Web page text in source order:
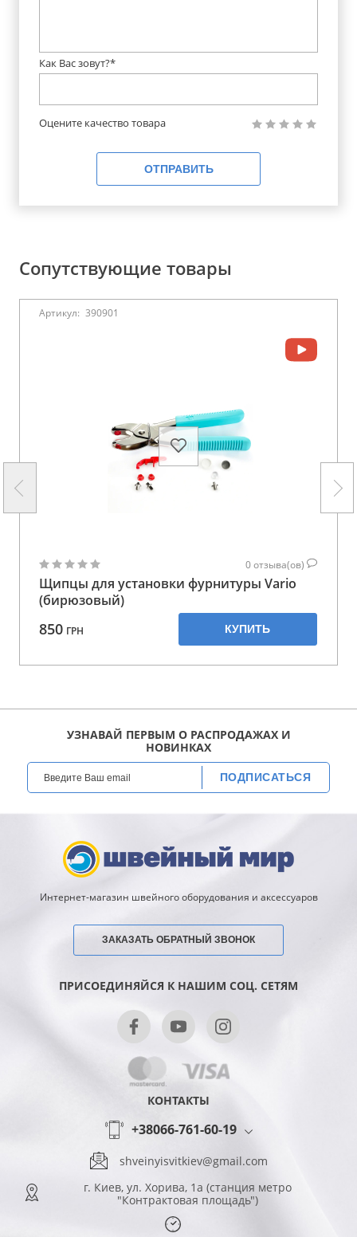
Как Вас зовут?*
Оцените качество товара
ОТПРАВИТЬ
Сопутствующие товары
Артикул: 390901
0отзыва(ов)
Щипцы для установки фурнитуры Vario
(бирюзовый)
850 ГРН КУПИТЬ
УЗНАВАЙ ПЕРВЫМ О РАСПРОДАЖАХ И
НОВИНКАХ
ПОДПИСАТЬСЯ
Интернет-магазин швейного оборудования и аксессуаров
ЗАКАЗАТЬ ОБРАТНЫЙ ЗВОНОК
ПРИСОЕДИНЯЙСЯ К НАШИМ СОЦ. СЕТЯМ
КОНТАКТЫ
+38066-761-60-19
shveinyisvitkiev@gmail.com
г. Киев, ул. Хорива, 1а (станция метро
"Контрактовая площадь")